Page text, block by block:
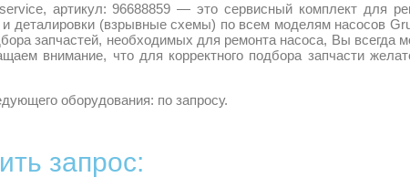
артикул: 96688859 — это сервисный комплект для
деталировки (взрывные схемы) по всем моделям насосов
запчастей, необходимых для ремонта насоса, Вы всегда
внимание, что для корректного подбора запчасти
оборудования: по запросу.
запрос: